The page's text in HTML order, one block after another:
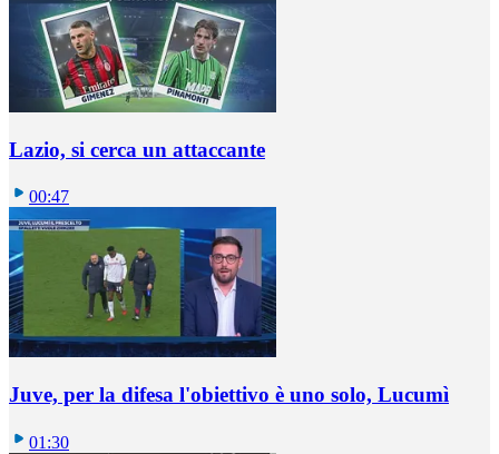
Lazio, si cerca un attaccante
00:47
Juve, per la difesa l'obiettivo è uno solo, Lucumì
01:30